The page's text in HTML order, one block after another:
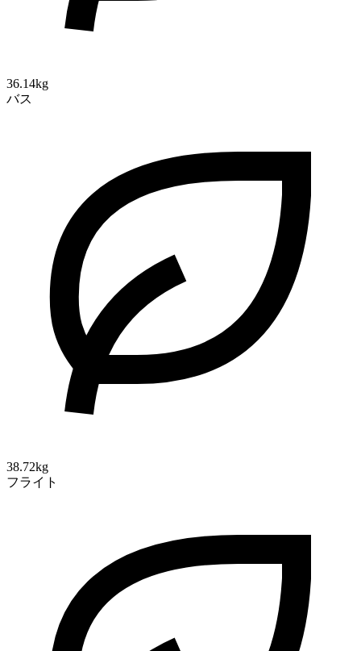
36.14kg
バス
38.72kg
フライト